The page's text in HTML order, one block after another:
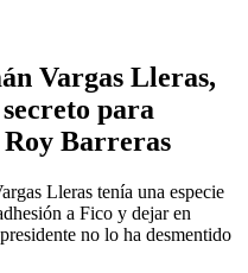
Vargas Lleras,
para
Roy Barreras
Lleras tenía una especie
a Fico y dejar en
no lo ha desmentido